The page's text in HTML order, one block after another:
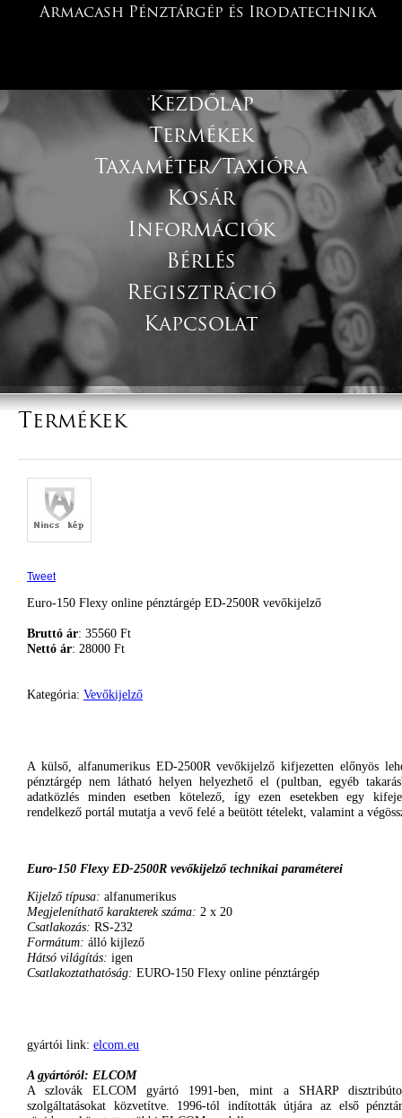
Armacash Pénztárgép és Irodatechnika
Kezdőlap
Termékek
Taxaméter/Taxióra
Kosár
Információk
Bérlés
Regisztráció
Kapcsolat
Termékek
Tweet
Euro-150 Flexy online pénztárgép ED-2500R vevőkijelző
Bruttó ár: 35560 Ft
Nettó ár: 28000 Ft
Kategória: Vevőkijelző
A külső, alfanumerikus ED-2500R vevőkijelző kifjezetten előnyös
pénztárgép nem látható helyen helyezhető el (pultban egyéb
adatközlés
minden esetben kötelező, így ezen esetekben egy
rendelkező portál mutatja a vevő felé a beütött tételekt valamint a
Euro-150 Flexy ED-2500R vevőkijelző technikai paraméterei
Kijelző típusa: alfanumerikus
Megjeleníthatő karakterek száma: 2 x 20
Csatlakozás: RS-232
Formátum: álló kijlező
Hátsó világítás: igen
Csatlakoztathatóság: EURO-150 Flexy online pénztárgép
gyártói link: elcom.eu
A gyártóról: ELCOM
A szlovák ELCOM gyártó 1991-ben, mint a SHARP
szolgáltatásokat közvetítve. 1996-tól indították útjára az első